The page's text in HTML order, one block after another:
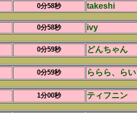
0分58秒 takeshi
0分58秒 ivy
0分59秒 どんちゃん
0分59秒 ららら、らい
1分00秒 ティフニン